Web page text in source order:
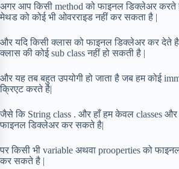
अगर आप किसी method को फाइनल डिक्लेअर करते
मेथड को कोई भी ओवरराइड नहीं कर सकता है |
और यदि किसी क्लास को फाइनल डिक्लेअर कर देते
क्लास की कोई sub class नहीं हो सकती है |
और यह तब बहुत उपयोगी हो जाता है जब हम कोई
क्रिएट करते है|
जैसे कि String class . और हाँ हम केवल classes और
फाइनल डिक्लेअर कर सकते है|
पर किसी भी variable अथवा prooperties को
कर सकते है |